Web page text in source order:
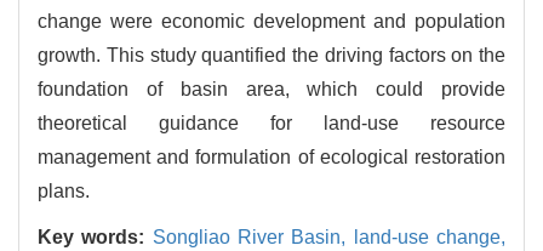
change were economic development and population
growth. This study quantified the driving factors on the
foundation of basin area, which could provide
theoretical guidance for land-use resource
management and formulation of ecological restoration
plans.
Key words: Songliao River Basin,
land-use change,